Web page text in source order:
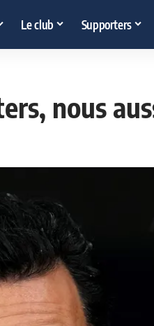
Le club Supporters
nous